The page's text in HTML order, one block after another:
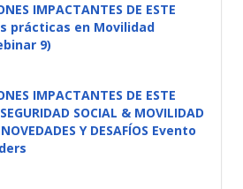
IMPACTANTES DE ESTE
prácticas en Movilidad
9)
IMPACTANTES DE ESTE
SOCIAL & MOVILIDAD
Y DESAFÍOS Evento